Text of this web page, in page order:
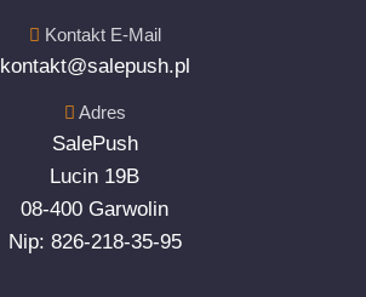
Kontakt E-Mail
kontakt@salepush.pl
Adres
SalePush
Lucin 19B
08-400 Garwolin
Nip: 826-218-35-95